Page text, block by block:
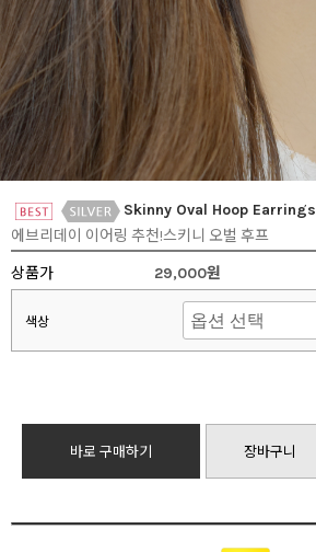
Skinny Oval Hoop Earrings
에브리데이 이어링 추천!스키니 오벌 후프
상품가
29,000원
색상
바로 구매하기 장바구니